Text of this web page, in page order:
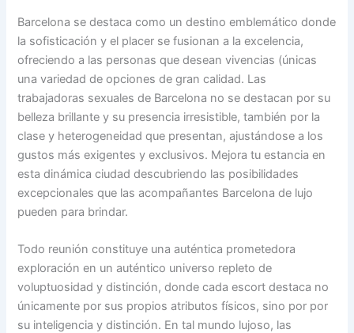
Barcelona se destaca como un destino emblemático donde
la sofisticación y el placer se fusionan a la excelencia,
ofreciendo a las personas que desean vivencias (únicas
una variedad de opciones de gran calidad. Las
trabajadoras sexuales de Barcelona no se destacan por su
belleza brillante y su presencia irresistible, también por la
clase y heterogeneidad que presentan, ajustándose a los
gustos más exigentes y exclusivos. Mejora tu estancia en
esta dinámica ciudad descubriendo las posibilidades
excepcionales que las acompañantes Barcelona de lujo
pueden para brindar.
Todo reunión constituye una auténtica prometedora
exploración en un auténtico universo repleto de
voluptuosidad y distinción, donde cada escort destaca no
únicamente por sus propios atributos físicos, sino por por
su inteligencia y distinción. En tal mundo lujoso, las